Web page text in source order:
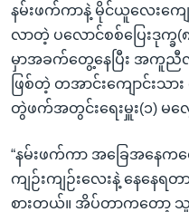
နမ်းဖက်ကာနဲ့ မိုင်ယူလေးကျ
လာတဲ့ ပလောင်စစ်ပြေးဒုက္ခ(
မှာအခက်တွေ့နေပြီး အကူ
ဖြစ်တဲ့ တအာင်းကျောင်းသ
တွဲဖက်အတွင်းရေးမှူး(၁) မလွ
“နမ်းဖက်ကာ အခြေအနေက
ကျဉ်းကျဉ်းလေးနဲ့ နေနေရ
စားတယ်။ အိပ်တာကတော့ သူမ